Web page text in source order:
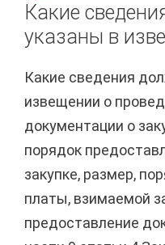
Какие
указаны в
Какие сведения
извещении о
документации о
порядок
закупке, размер,
платы, взимаемой
предоставление